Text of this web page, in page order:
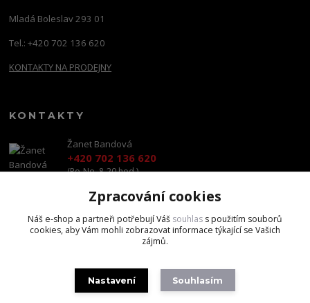
Mladá Boleslav 293 01
Tel.: +420 702 136 620
KONTAKTY NA PRODEJNY
KONTAKTY
Žanet Bandová
+420 702 136 620
(Po-Ne, 8-20 hod.)
shop@brandscapital.cz
Zpracování cookies
Náš e-shop a partneři potřebují Váš souhlas s použitím souborů
cookies, aby Vám mohli zobrazovat informace týkající se Vašich
zájmů.
Nastavení Souhlasím